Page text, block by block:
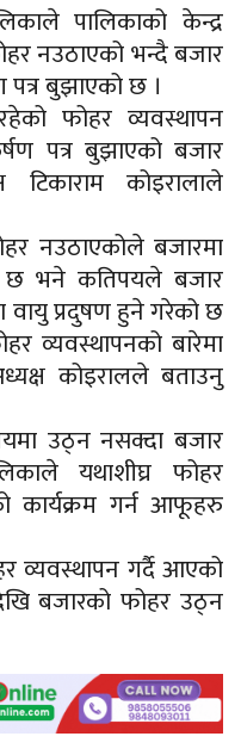
पालिकाको केन्द्र
नउठाएको भन्दै बजार
पत्र बुझाएको छ ।
फोहर व्यवस्थापन
पत्र बुझाएको बजार
टिकाराम कोइरालाले
नउठाएकोले बजारमा
छ भने कतिपयले बजार
वायु प्रदुषण हुने गरेको छ
व्यवस्थापनको बारेमा
कोइरालले बताउनु
उठ्न नसक्दा बजार
यथाशीघ्र फोहर
कार्यक्रम गर्न आफूहरु
व्यवस्थापन गर्दै आएको
बजारको फोहर उठ्न